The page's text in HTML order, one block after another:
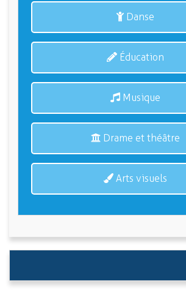
Danse
Éducation
Musique
Drame et théâtre
Arts visuels